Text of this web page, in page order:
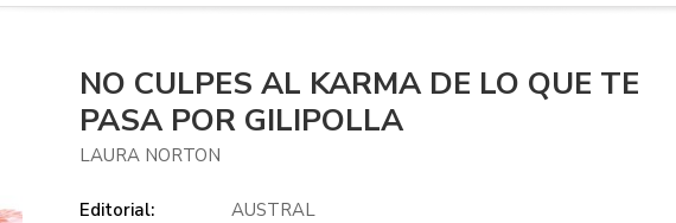
NO CULPES AL KARMA DE LO QUE TE
PASA POR GILIPOLLA
LAURA NORTON
Editorial:
AUSTRAL